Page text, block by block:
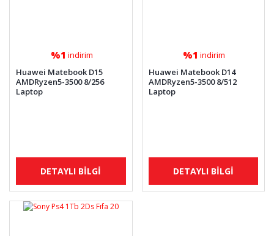
%1 indirim
Huawei Matebook D15
AMDRyzen5-3500 8/256
Laptop
DETAYLI BİLGİ
%1 indirim
Huawei Matebook D14
AMDRyzen5-3500 8/512
Laptop
DETAYLI BİLGİ